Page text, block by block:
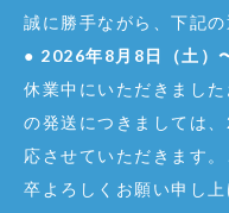
誠に勝手ながら、下記
● 2026年8月8日（土）
休業中にいただきまし
の発送につきましては
応させていただきます
卒よろしくお願い申し上